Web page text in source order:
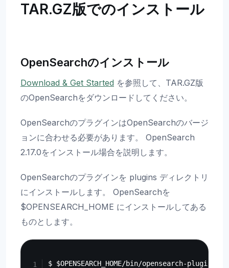
TAR.GZ版でのインストール
OpenSearchのインストール
Download & Get Started を参照して、TAR.GZ版
のOpenSearchをダウンロードしてください。
OpenSearchのプラグインはOpenSearchのバージ
ョンに合わせる必要があります。 OpenSearch
2.17.0をインストール場合を説明します。
OpenSearchのプラグインを plugins ディレクトリ
にインストールします。 OpenSearchを
$OPENSEARCH_HOME にインストールしてある
ものとします。
$ $OPENSEARCH_HOME/bin/opensearch-